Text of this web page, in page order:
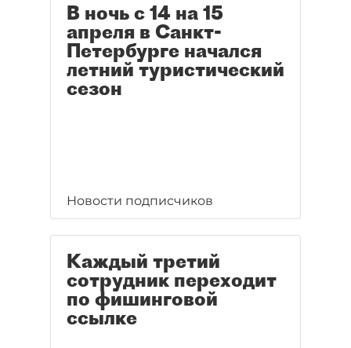
В ночь с 14 на 15
апреля в Санкт-
Петербурге начался
летний туристический
сезон
Новости подписчиков
Каждый третий
сотрудник переходит
по фишинговой
ссылке